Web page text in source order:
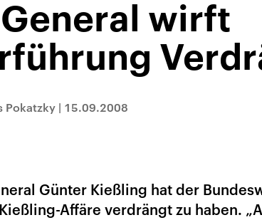
wirft
Pokatzky | 15.09.2008
Günter Kießling hat der
Affäre verdrängt zu haben.